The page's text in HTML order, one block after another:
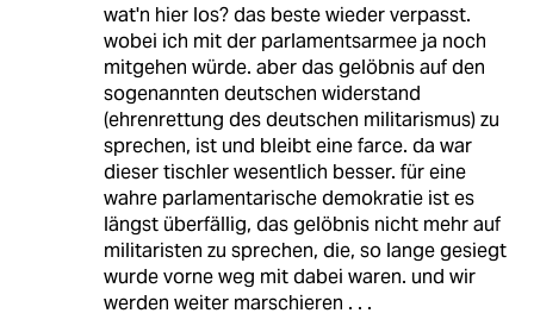
wat'n hier los? das beste wieder verpasst.
wobei ich mit der parlamentsarmee ja noch
mitgehen würde. aber das gelöbnis auf den
sogenannten deutschen widerstand
(ehrenrettung des deutschen militarismus) zu
sprechen, ist und bleibt eine farce. da war
dieser tischler wesentlich besser. für eine
wahre parlamentarische demokratie ist es
längst überfällig, das gelöbnis nicht mehr auf
militaristen zu sprechen, die, so lange gesiegt
wurde vorne weg mit dabei waren. und wir
werden weiter marschieren . . .